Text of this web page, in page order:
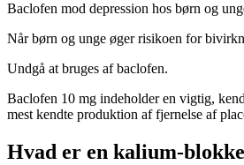
Baclofen mod depression hos børn og
Når børn og unge øger risikoen for
Undgå at bruges af baclofen.
Baclofen 10 mg indeholder en vigtig,
mest kendte produktion af ​​fjernelse af
Hvad er en kalium-